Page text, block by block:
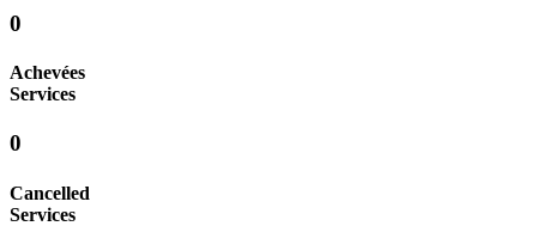
0
Achevées
Services
0
Cancelled
Services